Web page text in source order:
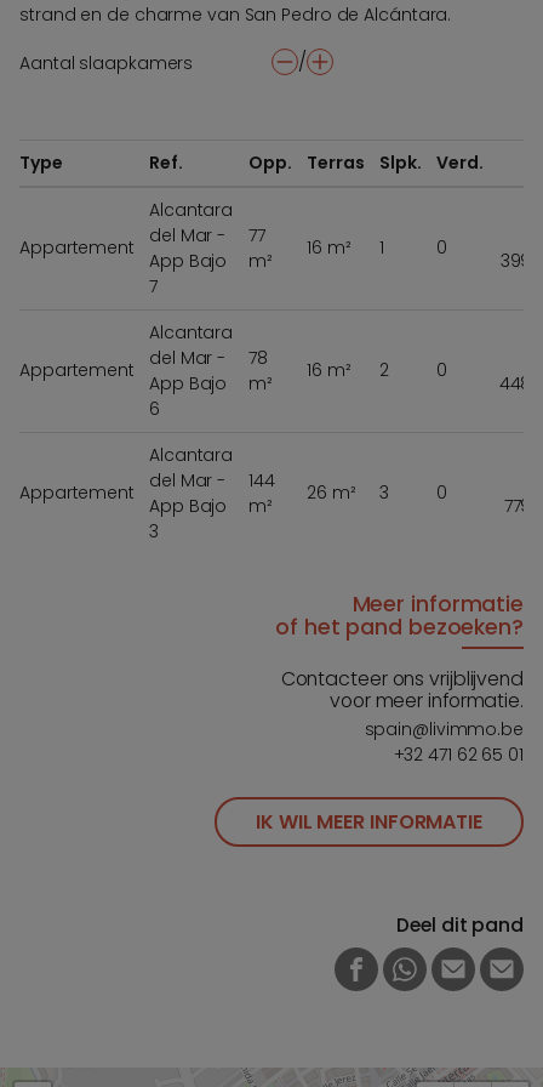
strand en de charme van San Pedro de Alcántara.
Aantal slaapkamers
-/ +
Type Ref. Opp. Terras Slpk. Verd.
Appartement
Alcantara
del Mar -
App Bajo
7
77
m²
16 m² 1 0
399
Appartement
Alcantara
del Mar -
App Bajo
6
78
m²
16 m² 2 0
448
Appartement
Alcantara
del Mar -
App Bajo
3
144
m²
26 m² 3 0
779
Meer informatie
of het pand bezoeken?
Contacteer ons vrijblijvend
voor meer informatie.
spain@livimmo.be
+32 471 62 65 01
IK WIL MEER INFORMATIE
Deel dit pand
FACEBOOK
WHATSAPP
E-MAIL